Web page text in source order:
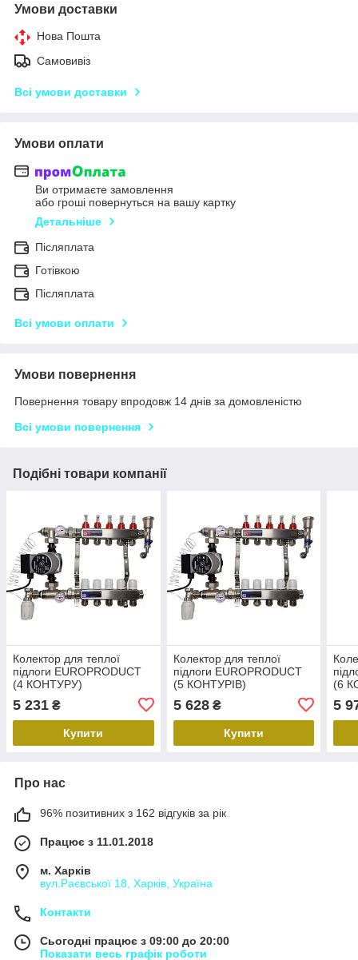
Умови доставки
Нова Пошта
Самовивіз
Всі умови доставки
Умови оплати
Ви отримаєте замовлення
або гроші повернуться на вашу картку
Детальніше
Післяплата
Готівкою
Післяплата
Всі умови оплати
Умови повернення
Повернення товару впродовж 14 днів за домовленістю
Всі умови повернення
Подібні товари компанії
Колектор для теплої
підлоги EUROPRODUCT
(4 КОНТУРУ)
5 231 ₴
Купити
Колектор для теплої
підлоги EUROPRODUCT
(5 КОНТУРІВ)
5 628₴
Купити
(6
5
Про нас
96% позитивних з 162 відгуків за рік
Працює з 11.01.2018
м. Харків
вул.Раєвської 18, Харків, Україна
Контакти
Сьогодні працює з 09:00 до 20:00
Показати весь графік роботи